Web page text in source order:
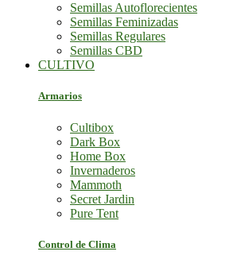
Semillas Autoflorecientes
Semillas Feminizadas
Semillas Regulares
Semillas CBD
CULTIVO
Armarios
Cultibox
Dark Box
Home Box
Invernaderos
Mammoth
Secret Jardin
Pure Tent
Control de Clima